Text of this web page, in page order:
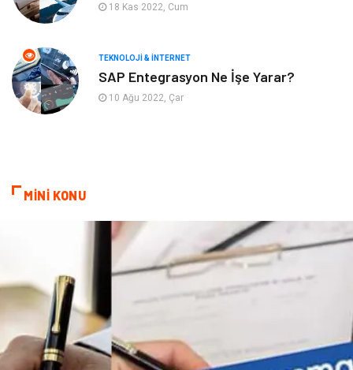
Astroloji Aksesuar
Mobilya diş sağlığı
Bebek Giyim
18 Kas 2022, Cum
TEKNOLOJI & İNTERNET
SAP Entegrasyon Ne İşe Yarar?
10 Ağu 2022, Çar
MİNİ KONU